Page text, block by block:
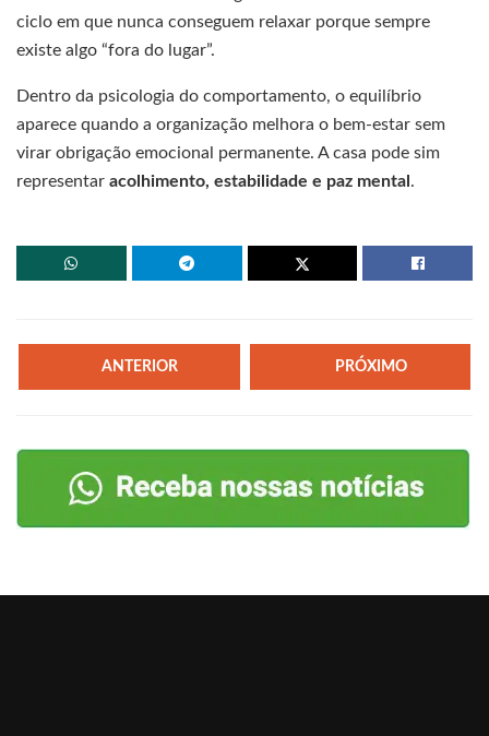
ciclo em que nunca conseguem relaxar porque sempre
existe algo “fora do lugar”.
Dentro da psicologia do comportamento, o equilíbrio
aparece quando a organização melhora o bem-estar sem
virar obrigação emocional permanente. A casa pode sim
representar acolhimento, estabilidade e paz mental .
ANTERIOR PRÓXIMO